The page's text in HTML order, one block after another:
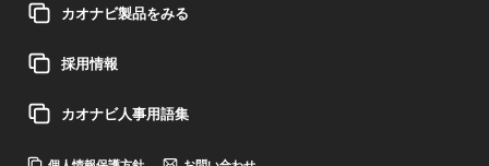
カオナビ製品をみる
採用情報
カオナビ人事用語集